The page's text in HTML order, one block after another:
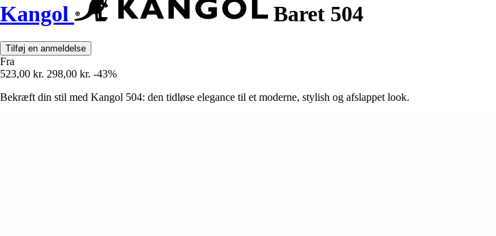
Kangol Baret 504
Tilføj en anmeldelse
Fra
523,00 kr. 298,00 kr. -43%
Bekræft din stil med Kangol 504: den tidløse elegance til et moderne, stylish og afslappet look.